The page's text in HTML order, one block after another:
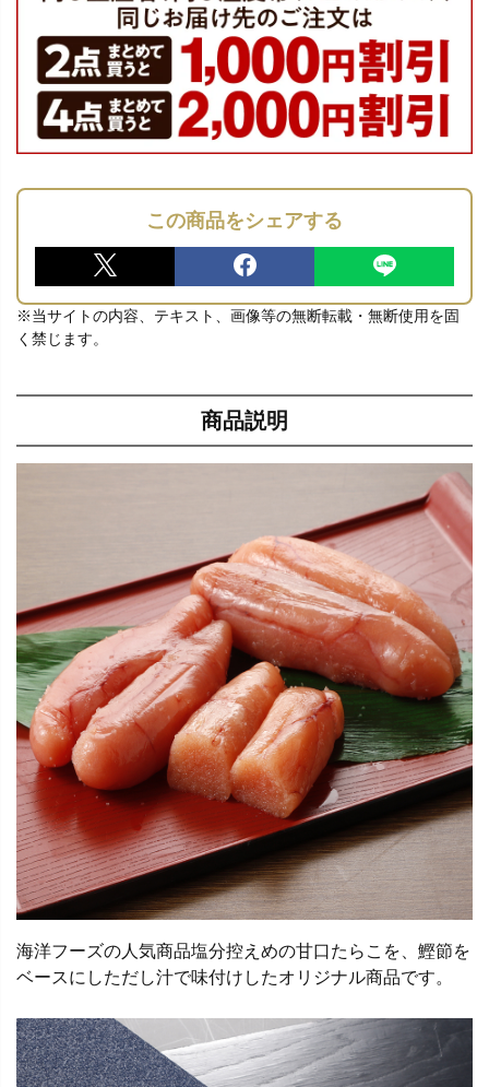
この商品をシェアする
※当サイトの内容、テキスト、画像等の無断転載・無断使用を固
く禁じます。
商品説明
海洋フーズの人気商品塩分控えめの甘口たらこを、鰹節を
ベースにしただし汁で味付けしたオリジナル商品です。